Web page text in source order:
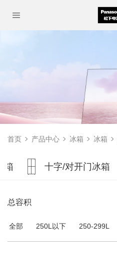
首页 产品中心 冰箱 冰箱
箱 十字/对开门冰箱
总容积
全部 250L以下 250-299L